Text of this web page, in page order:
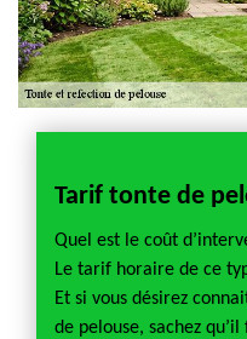
Tarif tonte de
Quel est le coût
Le tarif horaire de ce
Et si vous désirez
de pelouse, sachez